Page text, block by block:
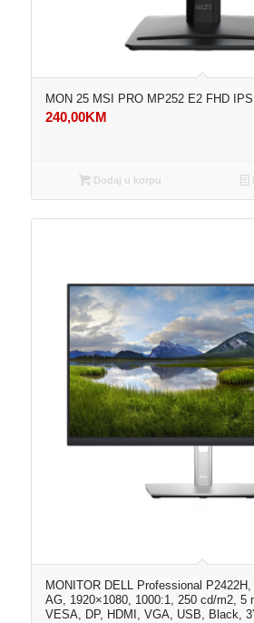
MON 25 MSI PRO MP252 E2 FHD
240,00KM
Dodaj u korpu
MONITOR DELL Professional
AG, 1920×1080, 1000:1, 250 cd/m2, 5
VESA, DP, HDMI, VGA, USB, Black,